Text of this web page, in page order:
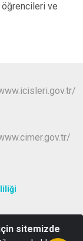
öğrencileri ve
sitemizde